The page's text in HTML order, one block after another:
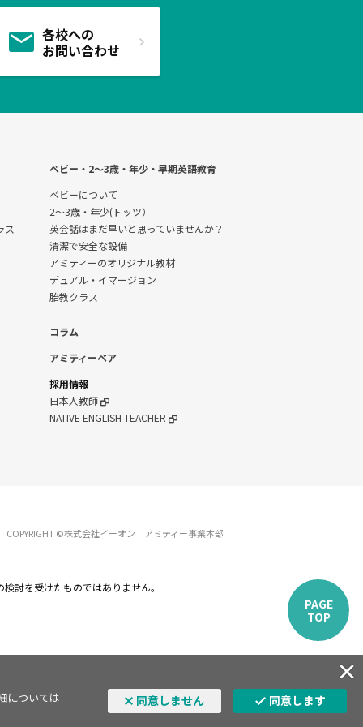
については
同意しません 同意します
各校への
お問い合わせ
PAGE
TOP
ス
ベビー・2〜3歳・年少・早期英語教育
ベビーについて
2～3歳・年少(トッツ）
英会話はまだ早いと思っていませんか？
清潔で安全な設備
アミティーのオリジナル教材
デュアル・イマージョン
胎教クラス
コラム
アミティーベア
採用情報
日本人教師
NATIVE ENGLISH TEACHER
COPYRIGHT ©株式会社イーオン アミティー事業本部
討を受けたものではありません。